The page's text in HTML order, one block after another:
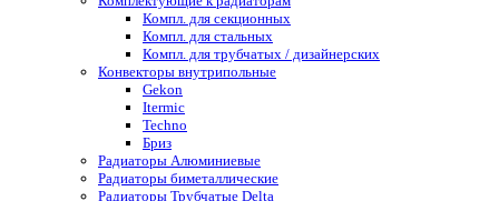
Компл. для секционных
Компл. для стальных
Компл. для трубчатых / дизайнерских
Конвекторы внутрипольные
Gekon
Itermic
Techno
Бриз
Радиаторы Алюминиевые
Радиаторы биметаллические
Радиаторы Трубчатые Delta